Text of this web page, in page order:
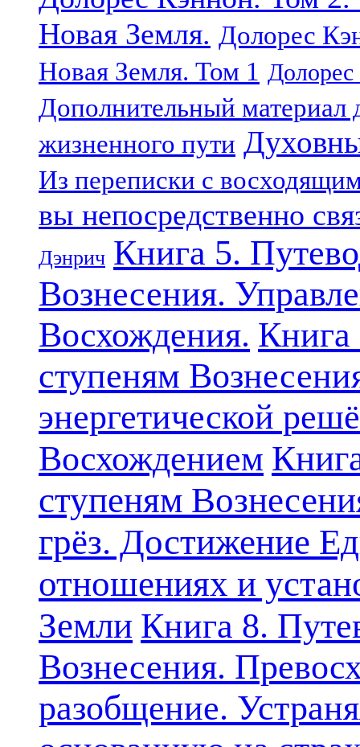
Новая Земля. Долорес
Новая Земля. Том 1
Дополнительный материал
жизненного пути
Из переписки с
вы непосредственно
Дэнрич Книга 5.
Вознесения.
Восхождения. Книга
ступеням
энергетической
Восхождением
ступеням
грёз. Достижение
отношениях и
Земли Книга 8.
Вознесения.
разобщение.